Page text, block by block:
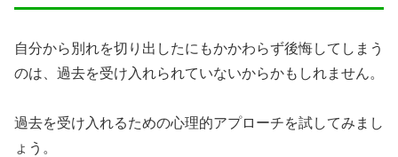
自分から別れを切り出したにもかかわらず後悔してしまう
のは、過去を受け入れられていないからかもしれません。
過去を受け入れるための心理的アプローチを試してみまし
ょう。